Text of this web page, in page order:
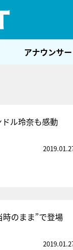
アナウンサー
ル玲奈も感動
時のまま”で登場